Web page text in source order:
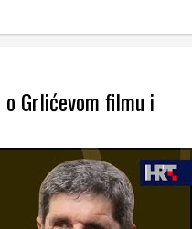
o Grlićevom filmu i